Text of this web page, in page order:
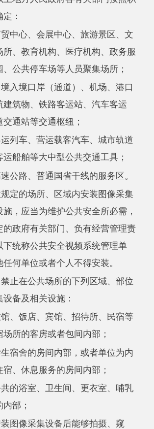
路、普通国省干线的服务区。
的场所、区域内安装图像采集
，应当为维护公共安全所必需，
政府有关部门、负有经营管理责
统称公共安全视频系统管理单
备及相关设施：
饭店、宾馆、招待所、民宿等
所的客房或者包间内部；
舍的房间内部，或者单位为内
、休息服务的房间内部；
的浴室、卫生间、更衣室、哺乳
；
像采集设备后能够拍摄、窥
加强日常管理和检查，发现在前
位安装图像采集设备及相关设施
告所在地公安机关处理。
条例第七条规定之外的其他公
采集设备及相关设施，应当为维
需，仅限于对该场所负有安全防
定安装图像采集设备及相关设施
条例除第十一条、第十四条、第
条第二款、第十七条规定的强制